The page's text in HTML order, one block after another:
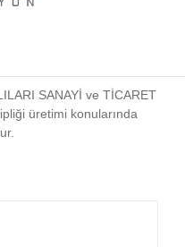
SANAYİ ve TİCARET
üretimi konularında